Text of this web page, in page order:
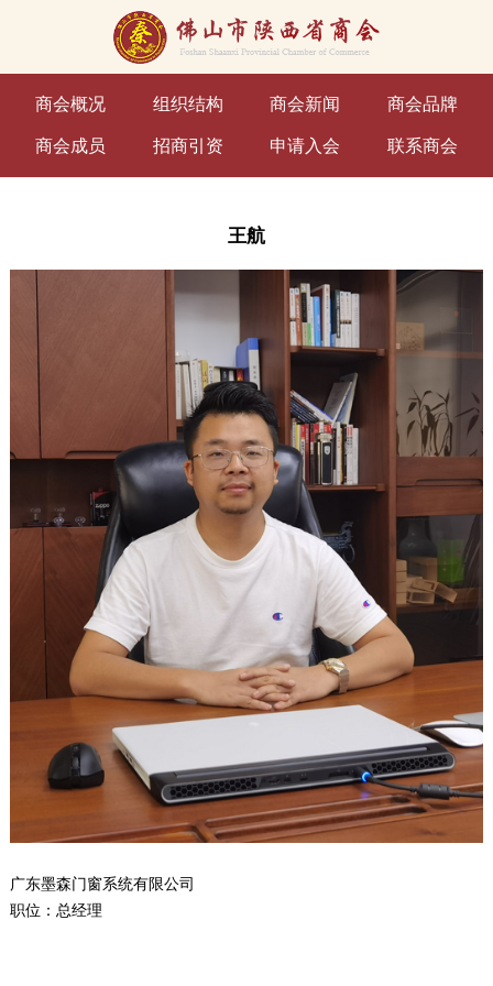
商会概况 组织结构 商会新闻 商会品牌
商会成员 招商引资 申请入会 联系商会
王航
广东墨森门窗系统有限公司
职位：总经理